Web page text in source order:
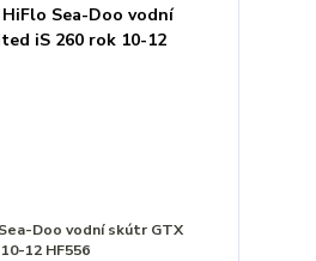
Doo vodní skútr GTX
12 HF556